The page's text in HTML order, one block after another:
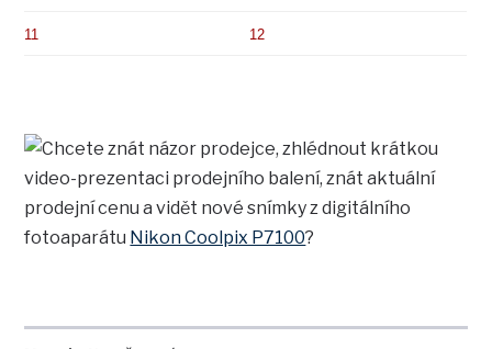
11 12
Chcete znát názor prodejce, zhlédnout krátkou
video-prezentaci prodejního balení, znát aktuální
prodejní cenu a vidět nové snímky z digitálního
fotoaparátu Nikon Coolpix P7100?